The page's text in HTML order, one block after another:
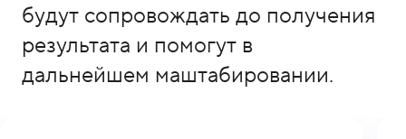
будут сопровождать до получения
результата и помогут в
дальнейшем маштабировании.